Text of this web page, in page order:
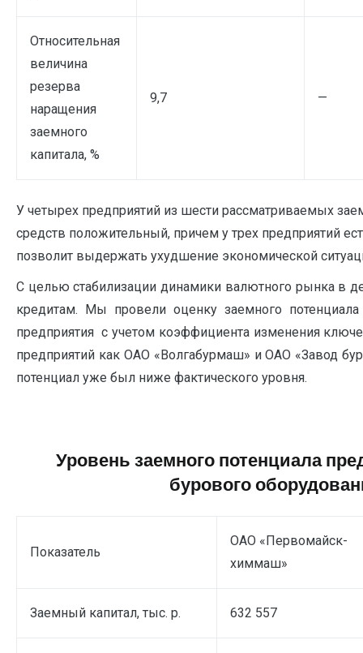
Относительная
величина
резерва
наращения
заемного
капитала, %
9,7 —
У четырех предприятий из шести рассматриваемых
средств положительный, причем у трех предприятий
позволит выдержать ухудшение экономической
С целью стабилизации динамики валютного рынка в
кредитам. Мы провели оценку заемного
предприятия с учетом коэффициента изменения
предприятий как ОАО «Волгабурмаш» и ОАО «Завод
потенциал уже был ниже фактического уровня.
Уровень заемного потенциала
бурового
Показатель
ОАО «Первомайск-
химмаш»
Заемный капитал, тыс. р. 632 557